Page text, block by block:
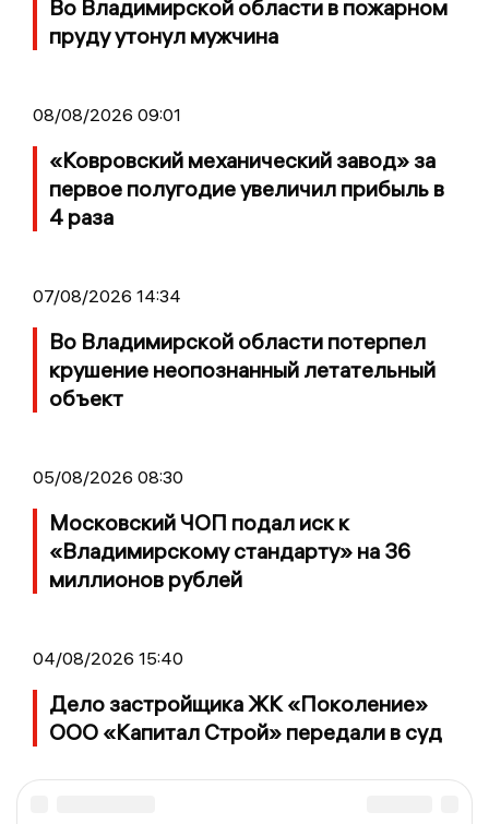
Во Владимирской области в пожарном
пруду утонул мужчина
08/08/2026 09:01
«Ковровский механический завод» за
первое полугодие увеличил прибыль в
4 раза
07/08/2026 14:34
Во Владимирской области потерпел
крушение неопознанный летательный
объект
05/08/2026 08:30
Московский ЧОП подал иск к
«Владимирскому стандарту» на 36
миллионов рублей
04/08/2026 15:40
Дело застройщика ЖК «Поколение»
ООО «Капитал Строй» передали в суд